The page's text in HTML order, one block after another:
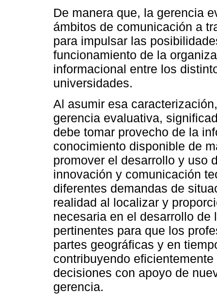
De manera que, la gerencia
ámbitos de comunicación a
para impulsar las
funcionamiento de la
informacional entre los
universidades.
Al asumir esa
gerencia evaluativa,
debe tomar provecho de la
conocimiento disponible de
promover el desarrollo y uso
innovación y comunicación
diferentes demandas de
realidad al localizar y
necesaria en el desarrollo
pertinentes para que los
partes geográficas y en
contribuyendo
decisiones con apoyo de
gerencia.